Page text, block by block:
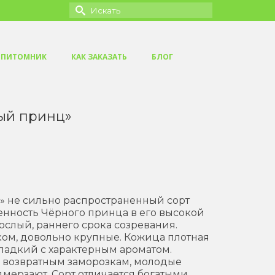
Искать:
ПИТОМНИК КАК ЗАКАЗАТЬ БЛОГ
принц»
сильно распространенный сорт
Чёрного принца в его высокой
раннего срока созревания.
довольно крупные. Кожица плотная
с характерным ароматом.
заморозкам, молодые